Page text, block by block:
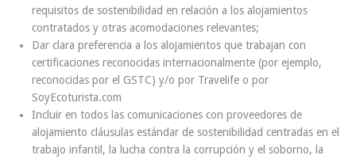
requisitos de sostenibilidad en relación a los alojamientos
contratados y otras acomodaciones relevantes;
Dar clara preferencia a los alojamientos que trabajan con
certificaciones reconocidas internacionalmente (por ejemplo,
reconocidas por el GSTC) y/o por Travelife o por
SoyEcoturista.com
Incluir en todos las comunicaciones con proveedores de
alojamiento cláusulas estándar de sostenibilidad centradas en el
trabajo infantil, la lucha contra la corrupción y el soborno, la